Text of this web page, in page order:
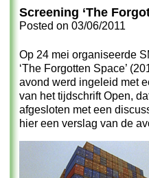
Screening ‘The
Posted on 03/06/2011
Op 24 mei organiseerde
‘The Forgotten Space’
avond werd ingeleid met
van het tijdschrift Open,
afgesloten met een
hier een verslag van de